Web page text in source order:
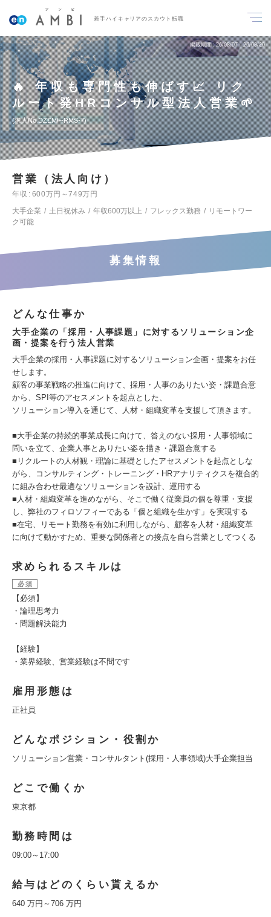
若手ハイキャリアのスカウト転職
掲載期間 26/08/07～26/08/20
🔥 年収も専門性も伸ばす📈 リク
ルート発HRコンサル型法人営業🌱
求人No.DZEMI--RMS-7
営業（法人向け）
年収
600万円～749万円
大手企業
土日祝休み 年収600万以上 フレックス勤務
リモートワー
ク可能
募集情報
どんな仕事か
大手企業の「採用・人事課題」に対するソリューション企
画・提案を行う法人営業
大手企業の採用・人事課題に対するソリューション企画・提案をお任
せします。
顧客の事業戦略の推進に向けて、採用・人事のありたい姿・課題合意
から、SPI等のアセスメントを起点とした、
ソリューション導入を通じて、人材・組織変革を支援して頂きます。
■大手企業の持続的事業成長に向けて、答えのない採用・人事領域に
問いを立て、企業人事とありたい姿を描き・課題合意する
■リクルートの人材観・理論に基礎としたアセスメントを起点としな
がら、コンサルティング・トレーニング・HRアナリティクスを複合的
に組み合わせ最適なソリューションを設計、運用する
■人材・組織変革を進めながら、そこで働く従業員の個を尊重・支援
し、弊社のフィロソフィーである「個と組織を生かす」を実現する
■在宅、リモート勤務を有効に利用しながら、顧客を人材・組織変革
に向けて動かすため、重要な関係者との接点を自ら営業としてつくる
求められるスキルは
必須
【必須】
・論理思考力
・問題解決能力
【経験】
・業界経験、営業経験は不問です
雇用形態は
正社員
どんなポジション・役割か
ソリューション営業・コンサルタント(採用・人事領域)大手企業担当
どこで働くか
東京都
勤務時間は
09:00～17:00
給与はどのくらい貰えるか
640 万円～706 万円